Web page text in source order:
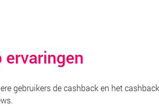
ervaringen
gebruikers de cashback en het